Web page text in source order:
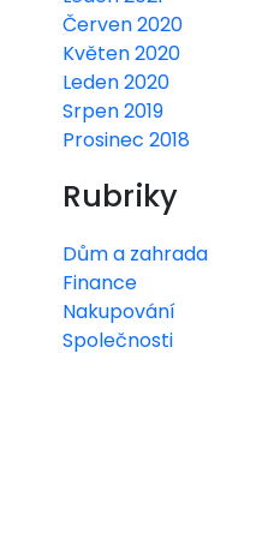
Červen 2020
Květen 2020
Leden 2020
Srpen 2019
Prosinec 2018
Rubriky
Dům a zahrada
Finance
Nakupování
Společnosti